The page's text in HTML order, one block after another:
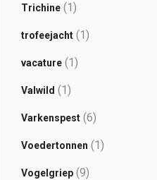
Trichine(1)
trofeejacht(1)
vacature(1)
Valwild (1)
Varkenspest(6)
Voedertonnen (1)
Vogelgriep(9)